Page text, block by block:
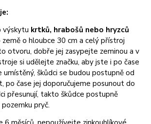
výskytu krtků, hrabošů nebo hryzců
o hloubce 30 cm a celý přístroj
otvoru, dobře jej zasypejte zeminou a v
si udělejte značku, aby jste i po čase
škůdci se budou postupně od
po čase jej doporučujeme posunout do
přesunují, takto škůdce postupně
pryč.